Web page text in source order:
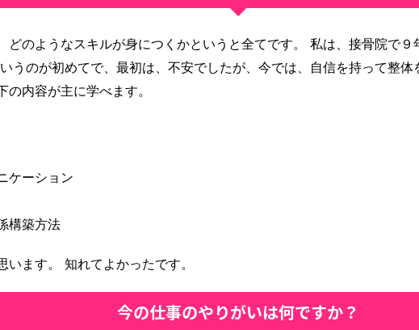
どのようなスキルが身につくかというと全てです。 私は、接骨院で
うのが初めてで、最初は、不安でしたが、今では、自信を持って整
内容が主に学べます。
ケーション
構築方法
ます。 知れてよかったです。
今の仕事のやりがいは何ですか？